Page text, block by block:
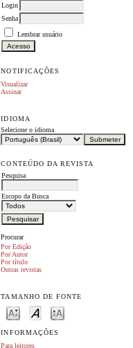
Login
Senha
Lembrar usuário
NOTIFICAÇÕES
Visualizar
Assinar
IDIOMA
Selecione o idioma
CONTEÚDO DA REVISTA
Pesquisa
Escopo da Busca
Procurar
Por Edição
Por Autor
Por título
Outras revistas
TAMANHO DE FONTE
INFORMAÇÕES
Para leitores